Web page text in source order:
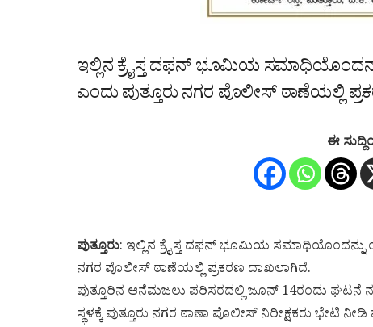
ಇಲ್ಲಿನ ಕ್ರೈಸ್ತ ದಫನ್ ಭೂಮಿಯ
ಎಂದು ಪುತ್ತೂರು ನಗರ ಪೊಲೀಸ್ ಠಾಣೆಯಲ್ಲಿ
ಈ
ಪುತ್ತೂರು: ಇಲ್ಲಿನ ಕ್ರೈಸ್ತ ದಫನ್ ಭೂಮಿಯ ಸಮಾಧಿಯೊಂದನ್ನು
ನಗರ ಪೊಲೀಸ್ ಠಾಣೆಯಲ್ಲಿ ಪ್ರಕರಣ ದಾಖಲಾಗಿದೆ.
ಪುತ್ತೂರಿನ ಆನೆಮಜಲು ಪರಿಸರದಲ್ಲಿ ಜೂನ್ 14ರಂದು ಘಟನೆ
ಸ್ಥಳಕ್ಕೆ ಪುತ್ತೂರು ನಗರ ಠಾಣಾ ಪೊಲೀಸ್ ನಿರೀಕ್ಷಕರು ಭೇಟಿ